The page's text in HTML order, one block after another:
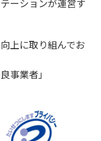
上に取り組んでお
事業者」